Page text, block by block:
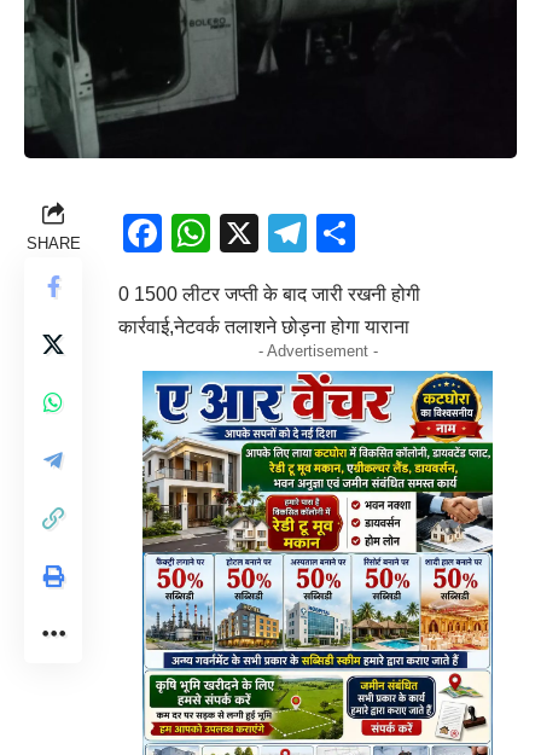
SHARE Facebook
WhatsApp
X Telegram
0 1500 लीटर जप्ती के बाद जारी रखनी होगी
कार्रवाई,नेटवर्क तलाशने छोड़ना होगा याराना
- Advertisement -